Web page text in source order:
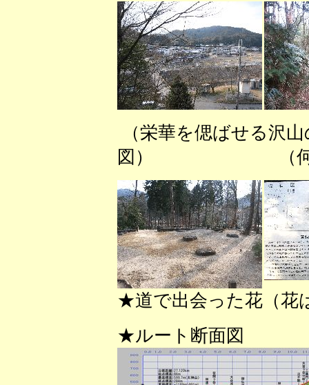
（栄華を偲ばせる
図） （何もな
★道で出会った花（花
★ルート断面図